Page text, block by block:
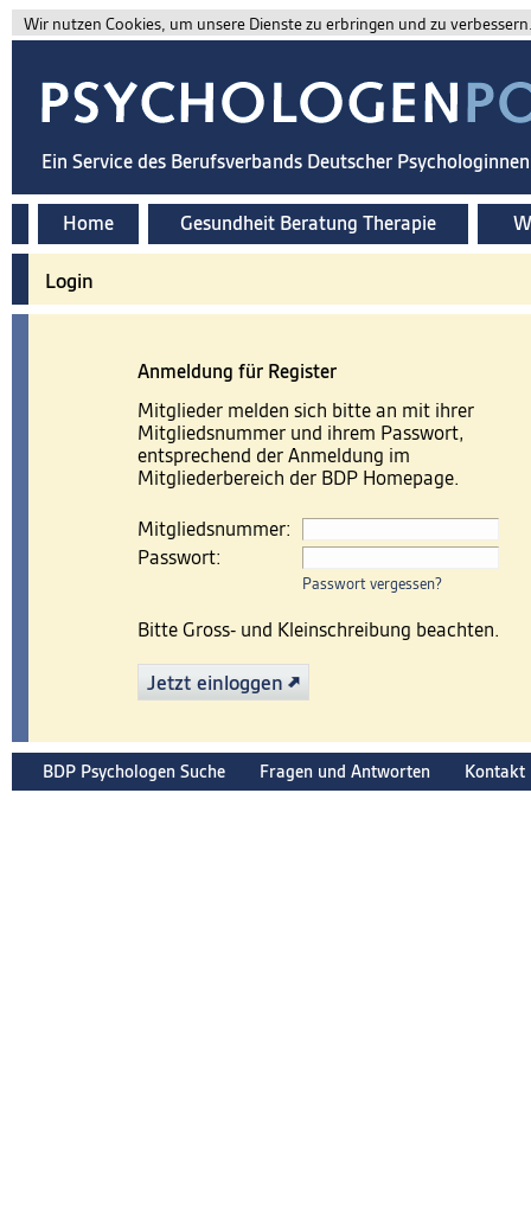
Wir nutzen Cookies, um unsere Dienste zu erbringen und zu
Ein Service des Berufsverbands Deutscher
Home Gesundheit Beratung Therapie
Login
Anmeldung für Register
Mitglieder melden sich bitte an mit ihrer
Mitgliedsnummer und ihrem Passwort,
entsprechend der Anmeldung im
Mitgliederbereich der BDP Homepage.
Mitgliedsnummer:
Passwort:
Passwort vergessen?
Bitte Gross- und Kleinschreibung beachten.
Jetzt einloggen
BDP Psychologen Suche Fragen und Antworten Kontakt